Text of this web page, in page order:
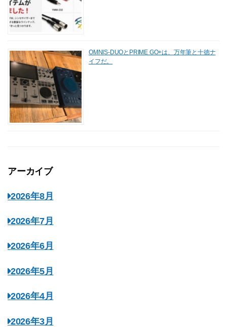
OMNIS-DUOとPRIME GO+は、万年筆と十徳ナ
イフだ。
アーカイブ
2026年8月
2026年7月
2026年6月
2026年5月
2026年4月
2026年3月